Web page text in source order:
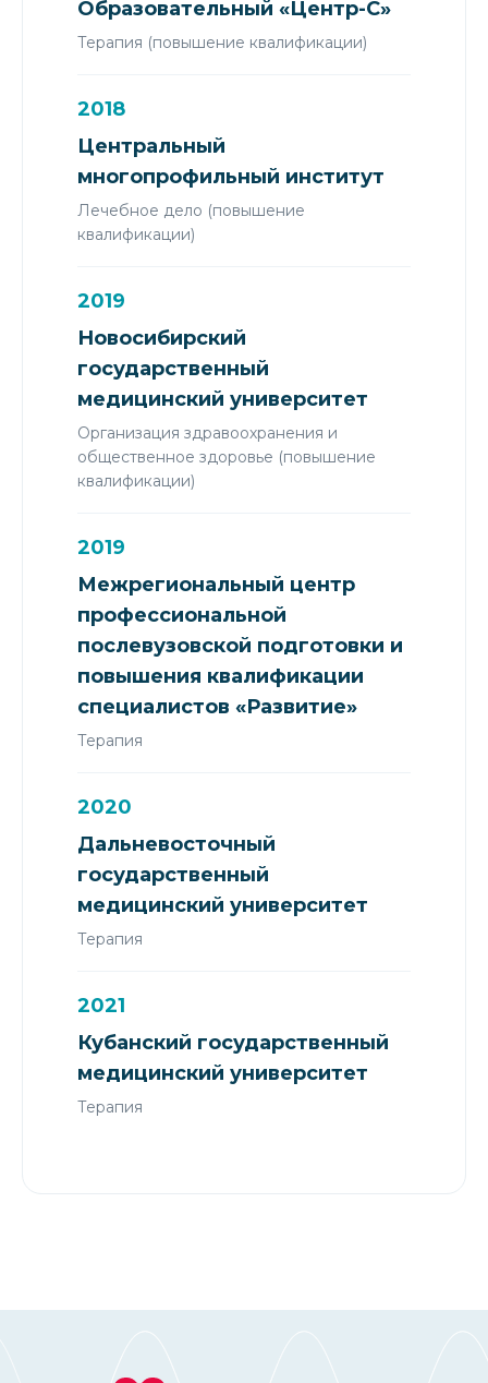
Образовательный «Центр-С»
Терапия (повышение квалификации)
2018
Центральный
многопрофильный институт
Лечебное дело (повышение
квалификации)
2019
Новосибирский
государственный
медицинский университет
Организация здравоохранения и
общественное здоровье (повышение
квалификации)
2019
Межрегиональный центр
профессиональной
послевузовской подготовки и
повышения квалификации
специалистов «Развитие»
Терапия
2020
Дальневосточный
государственный
медицинский университет
Терапия
2021
Кубанский государственный
медицинский университет
Терапия